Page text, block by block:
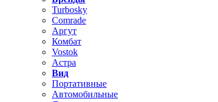
Turbosky
Comrade
Аргут
Комбат
Vostok
Астра
Вид
Портативные
Автомобильные